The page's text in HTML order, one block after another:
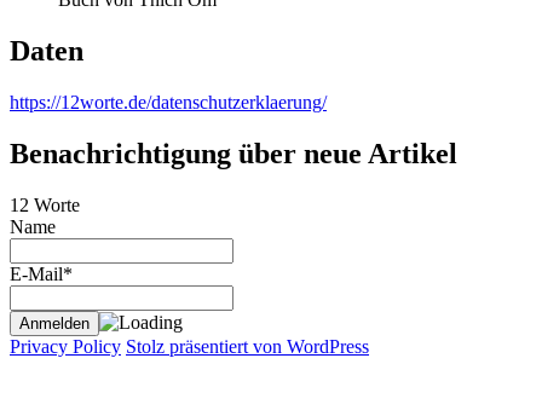
Daten
https://12worte.de/datenschutzerklaerung/
Benachrichtigung über neue Artikel
12 Worte
Name
E-Mail*
Privacy Policy Stolz präsentiert von WordPress